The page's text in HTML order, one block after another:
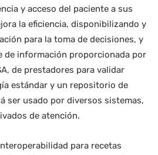
y acceso del paciente a sus
la eficiencia, disponibilizando y
para la toma de decisiones, y
de información proporcionada por
de prestadores para validar
estándar y un repositorio de
ser usado por diversos sistemas,
de atención.
para recetas